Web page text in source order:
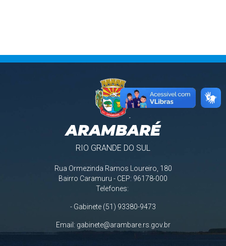
ARAMBARÉ
RIO GRANDE DO SUL
Rua Ormezinda Ramos Loureiro, 180
Bairro Caramuru - CEP: 96178-000
Telefones:
- Gabinete (51) 93380-9473
Email: gabinete@arambare.rs.gov.br